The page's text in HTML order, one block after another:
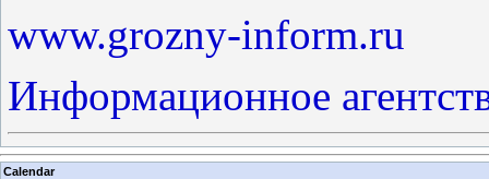
www.grozny-inform.ru
Информационное
Calendar